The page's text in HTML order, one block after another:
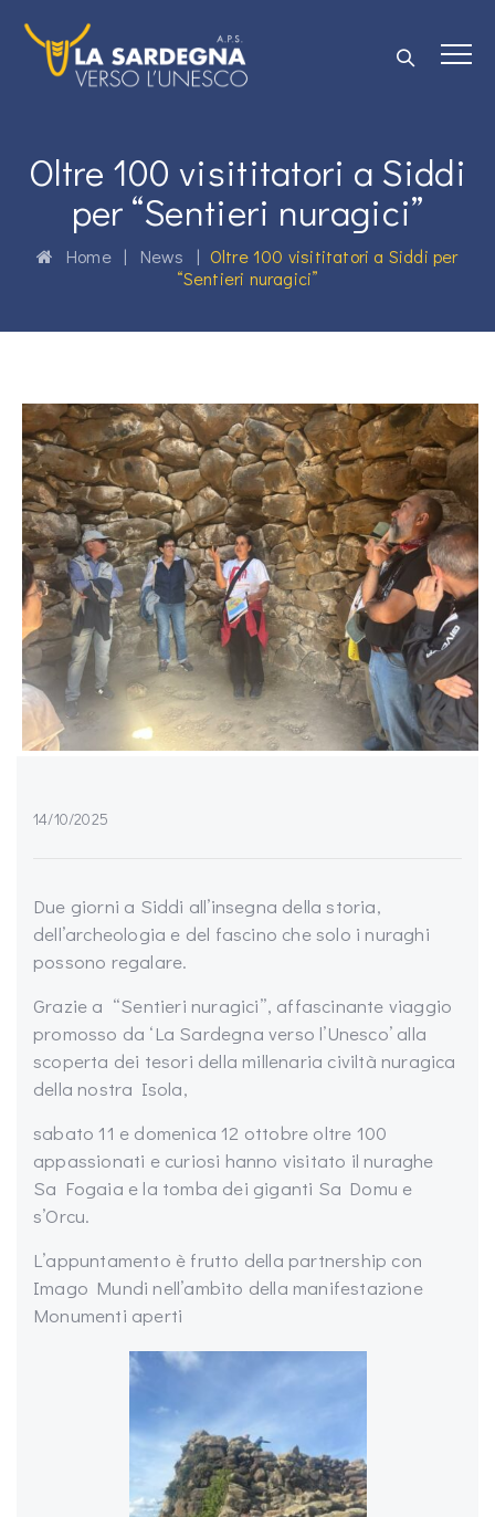
Oltre 100 visititatori a Siddi
per “Sentieri nuragici”
Home| News | Oltre 100 visititatori a Siddi per
“Sentieri nuragici”
14/10/2025
Due giorni a Siddi all’insegna della storia,
dell’archeologia e del fascino che solo i nuraghi
possono regalare.
Grazie a “Sentieri nuragici”, affascinante viaggio
promosso da ‘La Sardegna verso l’Unesco’ alla
scoperta dei tesori della millenaria civiltà nuragica
della nostra Isola,
sabato 11 e domenica 12 ottobre oltre 100
appassionati e curiosi hanno visitato il nuraghe
Sa Fogaia e la tomba dei giganti Sa Domu e
s’Orcu.
L’appuntamento è frutto della partnership con
Imago Mundi nell’ambito della manifestazione
Monumenti aperti